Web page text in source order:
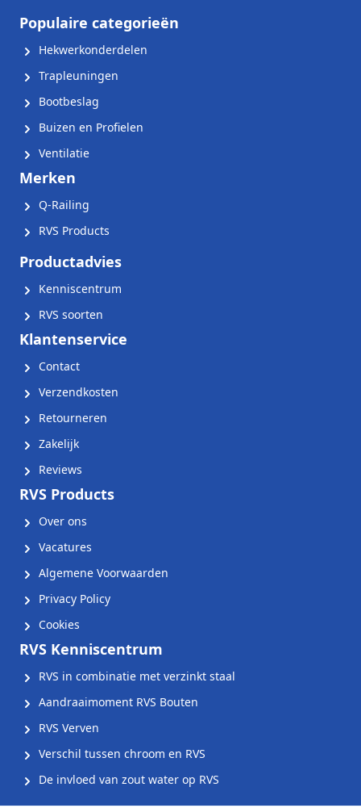
Populaire categorieën
Hekwerkonderdelen
Trapleuningen
Bootbeslag
Buizen en Profielen
Ventilatie
Merken
Q-Railing
RVS Products
Productadvies
Kenniscentrum
RVS soorten
Klantenservice
Contact
Verzendkosten
Retourneren
Zakelijk
Reviews
RVS Products
Over ons
Vacatures
Algemene Voorwaarden
Privacy Policy
Cookies
RVS Kenniscentrum
RVS in combinatie met verzinkt staal
Aandraaimoment RVS Bouten
RVS Verven
Verschil tussen chroom en RVS
De invloed van zout water op RVS